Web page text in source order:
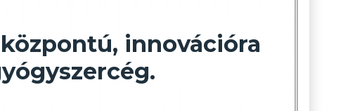
innovációra